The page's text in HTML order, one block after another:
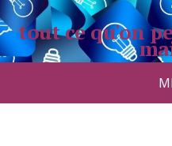
tout ce qu'on